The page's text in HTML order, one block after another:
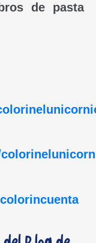
de pasta